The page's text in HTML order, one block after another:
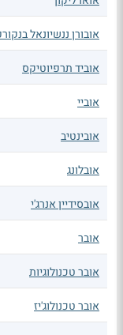
אובורן ננשיונאל
אוביד תרפיוטיקס
אוביי
אובינטיב
אובלונג
אובסידיין אנרג'י
אובר
אובר טכנולוגיות
אובר טכנולוג'יז